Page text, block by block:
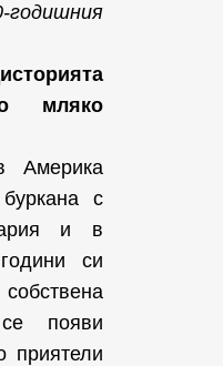
мляко
Америка
с
и в
си
се появи
приятели